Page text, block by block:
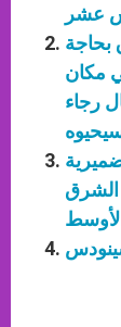
عشر
بحاجة
مكان
رجاء
الشرق
الأوسط